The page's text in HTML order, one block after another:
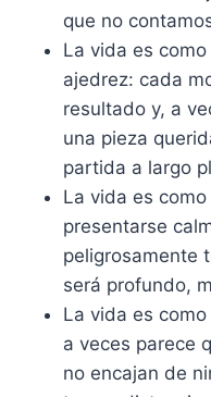
que no
La vida es
ajedrez: cada
resultado y, a
una pieza
partida a largo
La vida es
presentarse
peligrosamente
será profundo,
La vida es
a veces parece
no encajan de